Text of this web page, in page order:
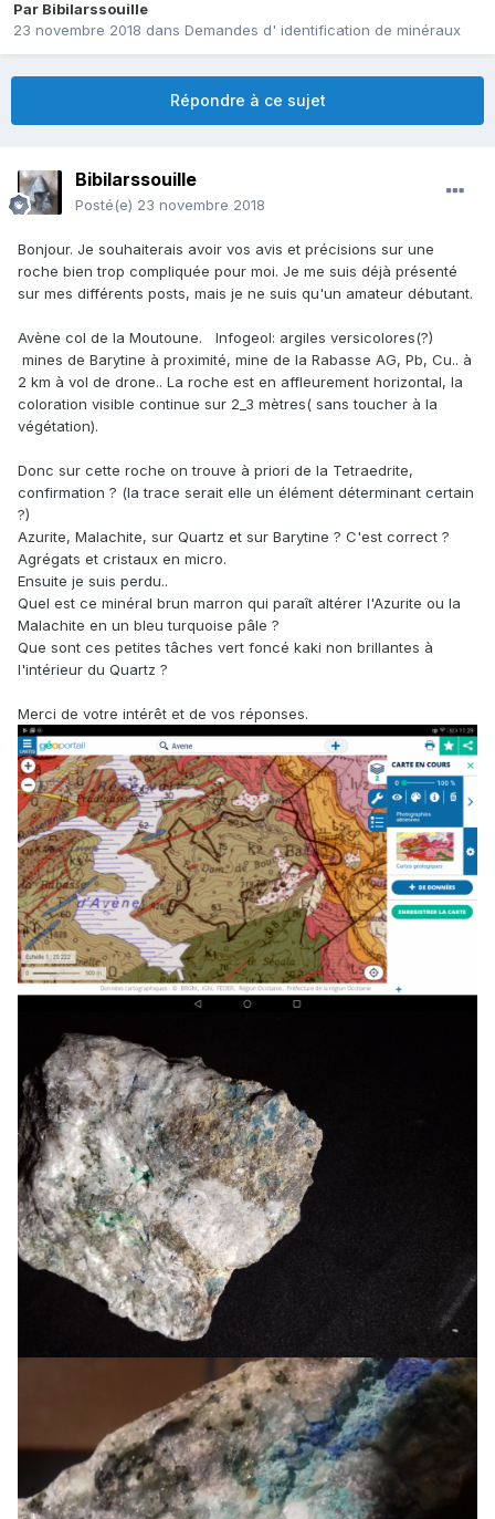
Par Bibilarssouille
23 novembre 2018 dans Demandes d' identification de minéraux
Répondre à ce sujet
Bibilarssouille
Posté(e) 23 novembre 2018
Bonjour. Je souhaiterais avoir vos avis et précisions sur une
roche bien trop compliquée pour moi. Je me suis déjà présenté
sur mes différents posts, mais je ne suis qu'un amateur débutant.
Avène col de la Moutoune. Infogeol: argiles versicolores(?)
mines de Barytine à proximité, mine de la Rabasse AG, Pb, Cu.. à
2 km à vol de drone.. La roche est en affleurement horizontal, la
coloration visible continue sur 2_3 mètres( sans toucher à la
végétation).
Donc sur cette roche on trouve à priori de la Tetraedrite,
confirmation ? (la trace serait elle un élément déterminant certain
?)
Azurite, Malachite, sur Quartz et sur Barytine ? C'est correct ?
Agrégats et cristaux en micro.
Ensuite je suis perdu..
Quel est ce minéral brun marron qui paraît altérer l'Azurite ou la
Malachite en un bleu turquoise pâle ?
Que sont ces petites tâches vert foncé kaki non brillantes à
l'intérieur du Quartz ?
Merci de votre intérêt et de vos réponses.